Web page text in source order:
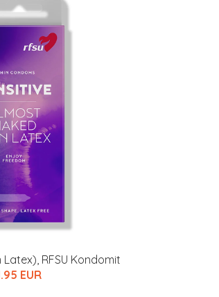
RFSU Kondomit
EUR